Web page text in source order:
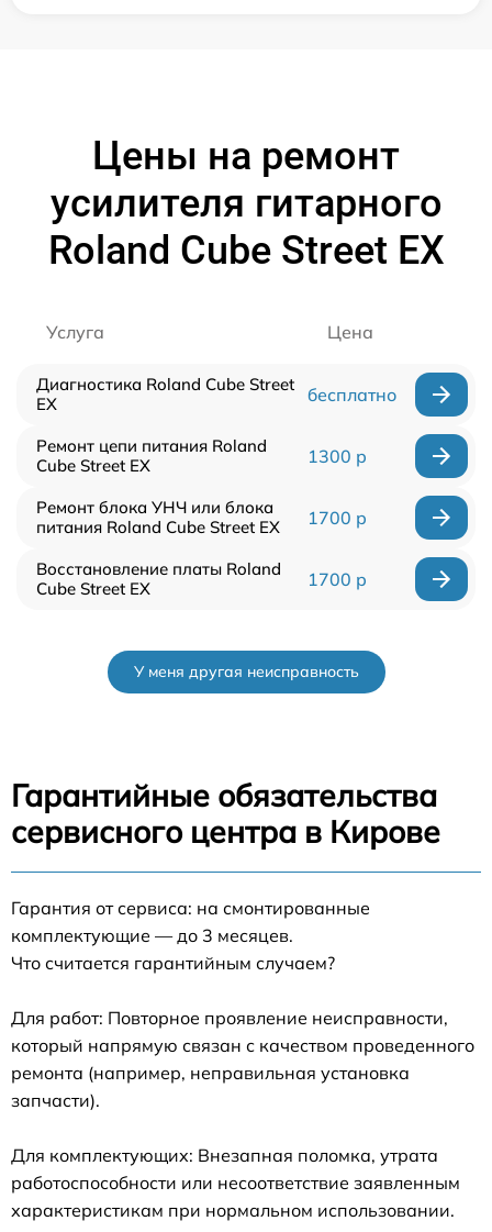
Цены на ремонт
усилителя гитарного
Roland Cube Street EX
Услуга Цена
Диагностика Roland Cube Street
EX
бесплатно
Ремонт цепи питания Roland
Cube Street EX
1300 р
Ремонт блока УНЧ или блока
питания Roland Cube Street EX
1700 р
Восстановление платы Roland
Cube Street EX
1700 р
У меня другая неисправность
Гарантийные обязательства
сервисного центра в Кирове
Гарантия от сервиса: на смонтированные
комплектующие — до 3 месяцев.
Что считается гарантийным случаем?
Для работ: Повторное проявление неисправности,
который напрямую связан с качеством проведенного
ремонта (например, неправильная установка
запчасти).
Для комплектующих: Внезапная поломка, утрата
работоспособности или несоответствие заявленным
характеристикам при нормальном использовании.